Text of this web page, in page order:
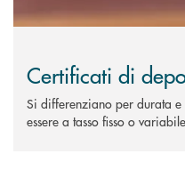
Certificati di
Si differenziano per durata e
essere a tasso fisso o